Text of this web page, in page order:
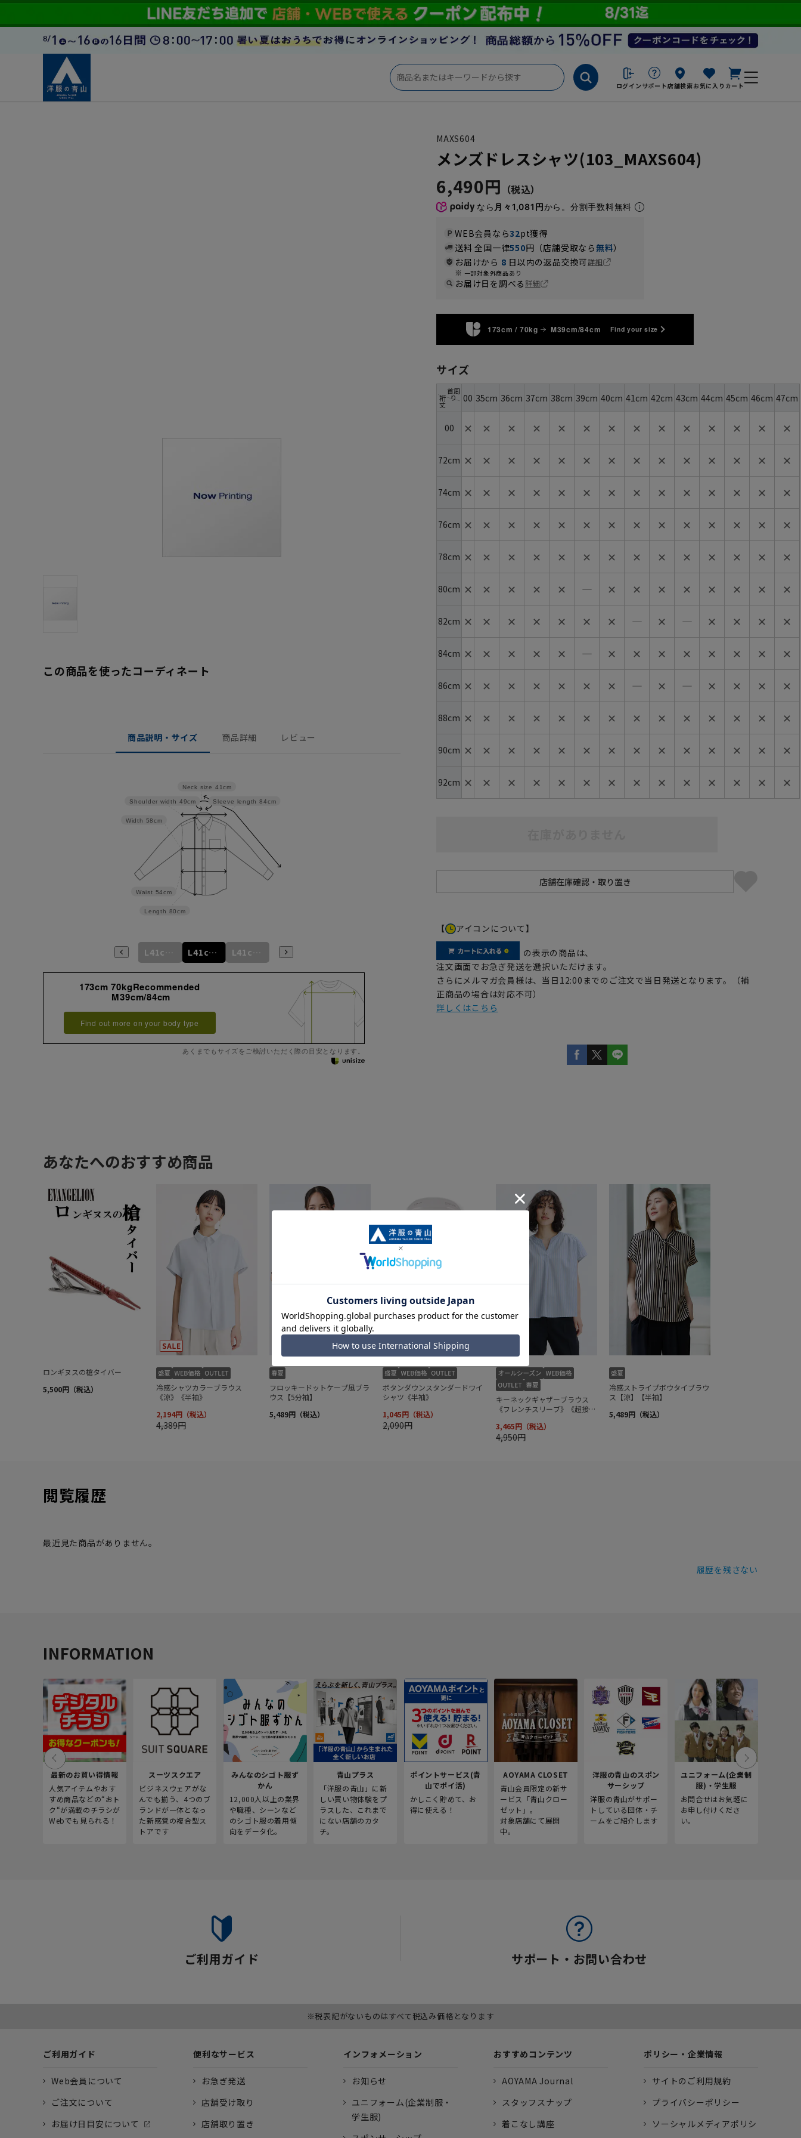
ログイン サポート店舗検索お気に入り カート
この商品を使ったコーディネート
商品説明・サイズ 商品詳細 レビュー
Sleeve length 84cm
Neck size 41cm
Length 80cm
Waist 54cm
Width 58cm
Shoulder width 49cm
L41cm/82cm L41cm/84cm L41cm/86cm 4L47cm/84cm 5L49cm/84cm
173cm 70kgRecommended
M39cm/84cm
Find out more on your body type
あくまでもサイズをご検討いただく際の目安となります。
MAXS604
メンズドレスシャツ(103_MAXS604)
6,490円
なら 月々1,081円から。分割手数料無料
WEB会員なら32pt獲得
送料 全国一律550円（店舗受取なら無料）
お届けから 8 日以内の返品交換可詳細
一部対象外商品あり
お届け日を調べる詳細
173cm / 70kg M39cm/84cm Find your size
サイズ
裄
丈
首周
り 00 35cm 36cm 37cm 38cm 39cm 40cm 41cm 42cm 43cm 44cm 45cm 46cm 47cm
00 ✕ ✕ ✕ ✕ ✕ ✕ ✕ ✕ ✕ ✕ ✕ ✕ ✕ ✕
72cm ✕ ✕ ✕ ✕ ✕ ✕ ✕ ✕ ✕ ✕ ✕ ✕ ✕ ✕
74cm ✕ ✕ ✕ ✕ ✕ ✕ ✕ ✕ ✕ ✕ ✕ ✕ ✕ ✕
76cm ✕ ✕ ✕ ✕ ✕ ✕ ✕ ✕ ✕ ✕ ✕ ✕ ✕ ✕
78cm ✕ ✕ ✕ ✕ ✕ ✕ ✕ ✕ ✕ ✕ ✕ ✕ ✕ ✕
80cm ✕ ✕ ✕ ✕ ✕ ― ✕ ✕ ✕ ✕ ✕ ✕ ✕ ✕
82cm ✕ ✕ ✕ ✕ ✕ ✕ ✕ ― ✕ ― ✕ ✕ ✕ ✕
84cm ✕ ✕ ✕ ✕ ✕ ― ✕ ✕ ✕ ✕ ✕ ✕ ✕ ✕
86cm ✕ ✕ ✕ ✕ ✕ ✕ ✕ ― ✕ ― ✕ ✕ ✕ ✕
88cm ✕ ✕ ✕ ✕ ✕ ✕ ✕ ✕ ✕ ✕ ✕ ✕ ✕ ✕
90cm ✕ ✕ ✕ ✕ ✕ ✕ ✕ ✕ ✕ ✕ ✕ ✕ ✕ ✕
92cm ✕ ✕ ✕ ✕ ✕ ✕ ✕ ✕ ✕ ✕ ✕ ✕ ✕ ✕
【 アイコンについて】
の表示の商品は、
注文画面でお急ぎ発送を選択いただけます。
さらにメルマガ会員様は、当日12:00までのご注文で当日発送となります。（補
正商品の場合は対応不可）
詳しくはこちら
閲覧履歴
最近見た商品がありません。
履歴を残さない
INFORMATION
最新のお買い得情報
人気アイテムやおす
すめ商品などの“おト
ク“が満載のチラシが
Webでも見られる！
スーツスクエア
ビジネスウェアがな
んでも揃う、4つのブ
ランドが一体となっ
た新感覚の複合型ス
トアです
みんなのシゴト服ず
かん
12,000人以上の業界
や職種、シーンなど
のシゴト服の着用傾
向をデータ化。
青山プラス
「洋服の青山」に新
しい買い物体験をプ
ラスした、これまで
にない店舗のカタ
チ。
ポイントサービス(青
山でポイ活)
かしこく貯めて、お
得に使える！
AOYAMA CLOSET
青山会員限定の新サ
ービス「青山クロー
ゼット」。
対象店舗にて展開
中。
洋服の青山のスポン
サーシップ
洋服の青山がサポー
トしている団体・チ
ームをご紹介します
ユニフォーム(企業制
服)・学生服
お問合せはお気軽に
お申し付けくださ
い。
ご利用ガイド サポート・お問い合わせ
※税表記がないものはすべて税込み価格となります
ご利用ガイド
Web会員について
ご注文について
お届け日目安について
便利なサービス
お急ぎ発送
店舗受け取り
店舗取り置き
インフォメーション
お知らせ
ユニフォーム(企業制服・
学生服)
おすすめコンテンツ
AOYAMA Journal
スタッフスナップ
着こなし講座
ポリシー・企業情報
サイトのご利用規約
プライバシーポリシー
ソーシャルメディアポリシ